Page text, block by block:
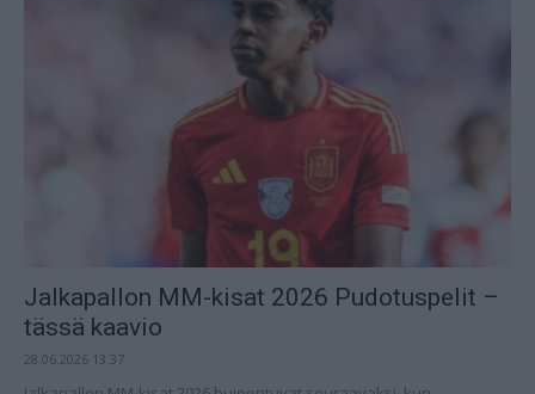
Jalkapallon MM-kisat 2026 Pudotuspelit –
tässä kaavio
28.06.2026 13:37